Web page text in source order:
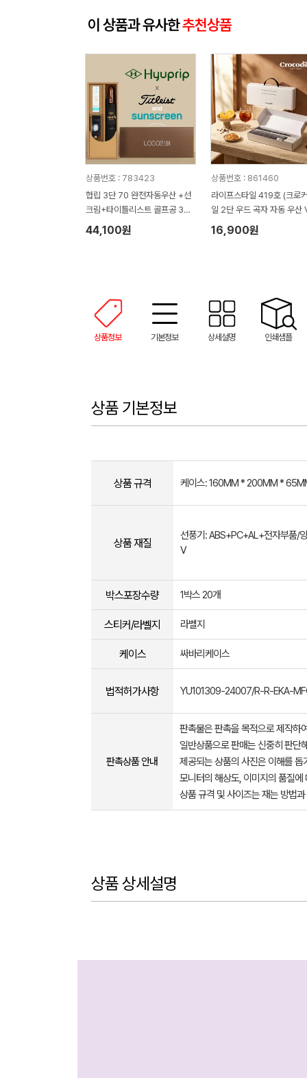
이 상품과 유사한추천상품
상품번호 : 783423
협립 3단 70 완전자동우산 +선
크림+타이틀리스트 골프공 3구-
세트
44,100원
상품번호 : 861460
라이프스타일 419호 (크로
일 2단 우드 곡자 자동 우산
+심플 타올 150g)
16,900원
상품정보 기본정보 상세설명 인쇄샘플
상품 기본정보
상품 규격 케이스: 160MM * 200MM *
상품 재질
선풍기: ABS+PC+AL+전자부품/
V
박스포장수량 1박스 20개
스티커/라벨지 라벨지
케이스 싸바리케이스
법적허가사항 YU101309-24007/R-R-EKA-
판촉상품 안내
판촉물은 판촉을 목적으로 제작하
일반상품으로 판매는 신중히 판단
제공되는 상품의 사진은 이해를
모니터의 해상도, 이미지의 품질
상품 규격 및 사이즈는 재는 방법
상품 상세설명